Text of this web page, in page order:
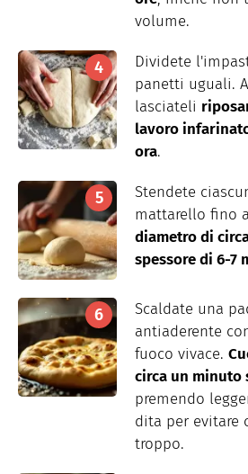
volume.
Dividete
panetti uguali.
lasciateli
lavoro
ora.
Stendete
mattarello fino a
diametro di
spessore di 6-7
Scaldate una
antiaderente
fuoco vivace.
circa un minuto
premendo
dita per evitare
troppo.